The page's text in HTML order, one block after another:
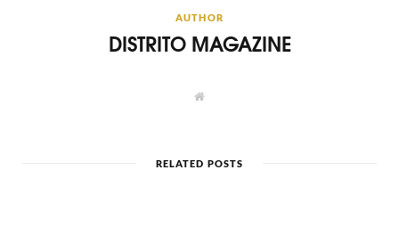
AUTHOR
DISTRITO MAGAZINE
W
e
RELATED POSTS